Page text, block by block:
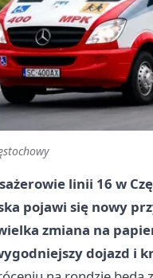
linii 16 w
pojawi się nowy
zmiana na
dojazd i